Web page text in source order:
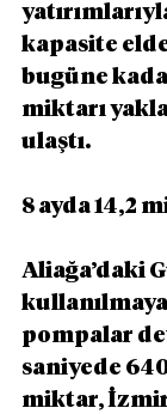
kapasite
bugüne
miktarı
ulaştı.
8 ayda 14,2
Aliağa’daki
pompalar
saniyede
miktar,